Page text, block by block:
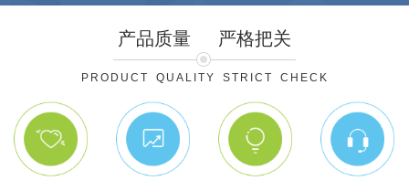
产品质量 严格把关
PRODUCT QUALITY STRICT CHECK